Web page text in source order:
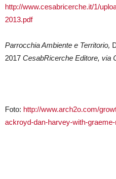
http://www.cesabricerche.it/1/
2013.pdf
Parrocchia Ambiente e Territorio,
2017 CesabRicerche Editore, via
Foto: http://www.arch2o.com/
ackroyd-dan-harvey-with-